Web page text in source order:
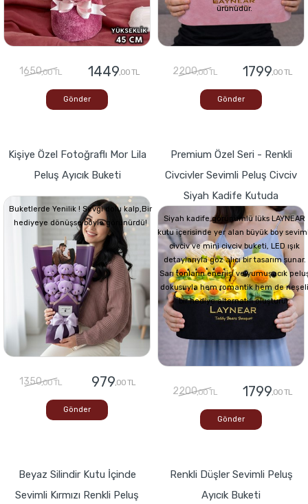
1650,00 TL 1449,00 TL
Gönder
ürünüdür.
2200,00 TL 1799,00 TL
Gönder
Kişiye Özel Fotoğraflı Mor Lila
Peluş Ayıcık Buketi
Buketlerde Yenilik ! Sevgi dolu kalp,Bir
hediyeye dönüşse böyle görünürdü!
1350,00 TL 979,00 TL
Gönder
Premium Özel Seri - Renkli
Civcivler Sevimli Peluş Civciv
Siyah Kadife Kutuda
Siyah kadife görünümlü lüks LAYNEAR
kutu içerisinde yer alan büyük boy
civciv ve mini civciv buketi, LED ışık
detaylarıyla göz alıcı bir tasarım sunar.
Sarı tonların enerjisi ve yumuşacık
dokusuyla hem romantik hem de neşeli
bir hediye alternatifi oluşturur.
2200,00 TL 1799,00 TL
Gönder
Beyaz Silindir Kutu İçinde
Sevimli Kırmızı Renkli Peluş
Renkli Düşler Sevimli Peluş
Ayıcık Buketi